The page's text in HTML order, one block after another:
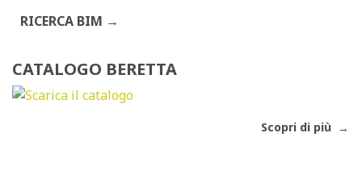
RICERCA BIM
CATALOGO BERETTA
Scopri di più